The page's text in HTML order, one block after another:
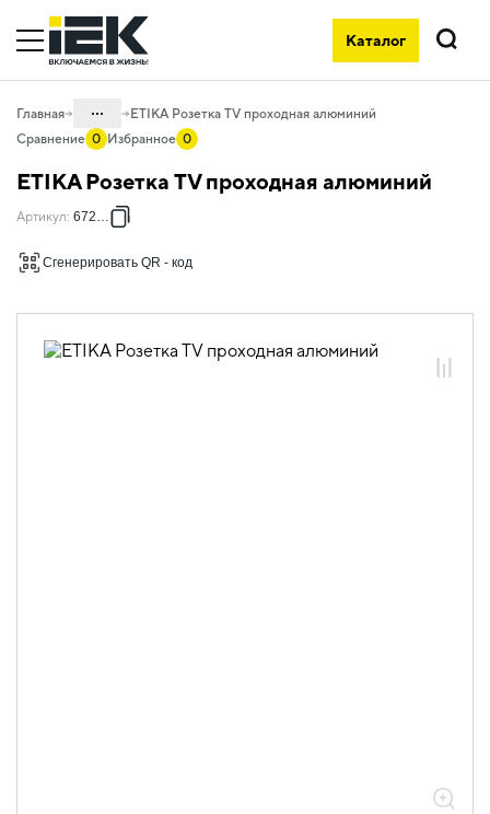
Каталог
Поиск
Главная ...
удлинители и силовые разъемы
06.01 Электроустановочные изделия
изделия скрытого монтажа ETIKA
06.01.13.03 ЭУИ ETIKA: цвет
ETIKA Розетка TV проходная алюминий
Сравнение 0 Избранное 0
ETIKA Розетка TV проходная алюминий
Артикул: 672463
Сгенерировать QR - код